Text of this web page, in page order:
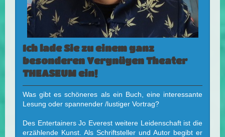
Ich lade Sie zu einem ganz
besonderen Vergnügen Theater
THEASEUM ein!
Was gibt es schöneres als ein Buch, eine interessante
Lesung oder spannender /lustiger Vortrag?
Des Entertainers Jo Everest weitere Leidenschaft ist die
erzählende Kunst. Als Schriftsteller und Autor begibt er